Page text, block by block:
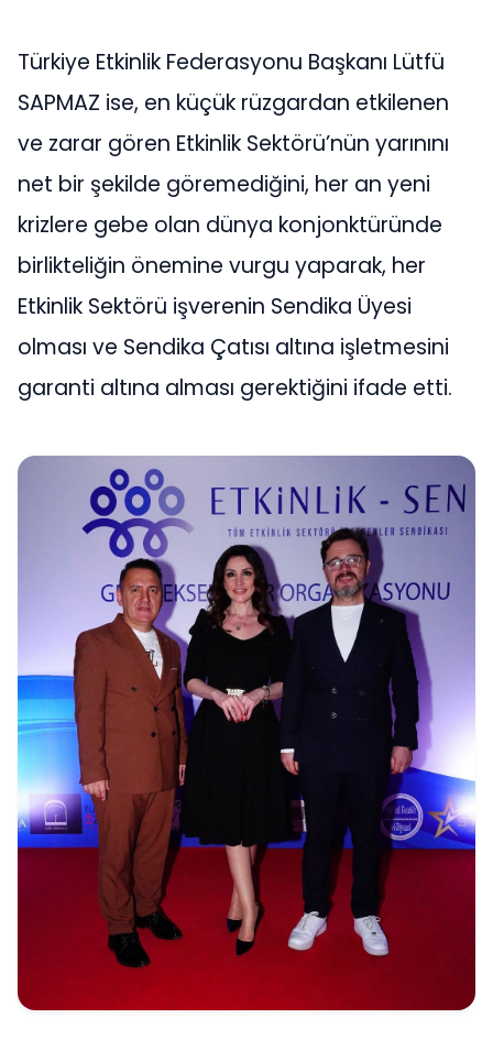
Türkiye Etkinlik Federasyonu Başkanı Lütfü
SAPMAZ ise, en küçük rüzgardan etkilenen
ve zarar gören Etkinlik Sektörü’nün yarınını
net bir şekilde göremediğini, her an yeni
krizlere gebe olan dünya konjonktüründe
birlikteliğin önemine vurgu yaparak, her
Etkinlik Sektörü işverenin Sendika Üyesi
olması ve Sendika Çatısı altına işletmesini
garanti altına alması gerektiğini ifade etti.